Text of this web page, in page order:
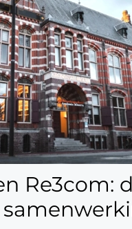
Re3com: